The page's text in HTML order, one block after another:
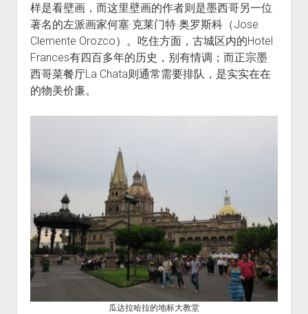
样是看壁画，而这里壁画的作者则是墨西哥另一位
著名的左派画家何塞·克莱门特·奥罗斯科（Jose
Clemente Orozco）。吃住方面，古城区内的Hotel
Frances有四百多年的历史，别有情调；而正宗墨
西哥菜餐厅La Chata则通常需要排队，是实实在在
的物美价廉。
瓜达拉哈拉的地标大教堂